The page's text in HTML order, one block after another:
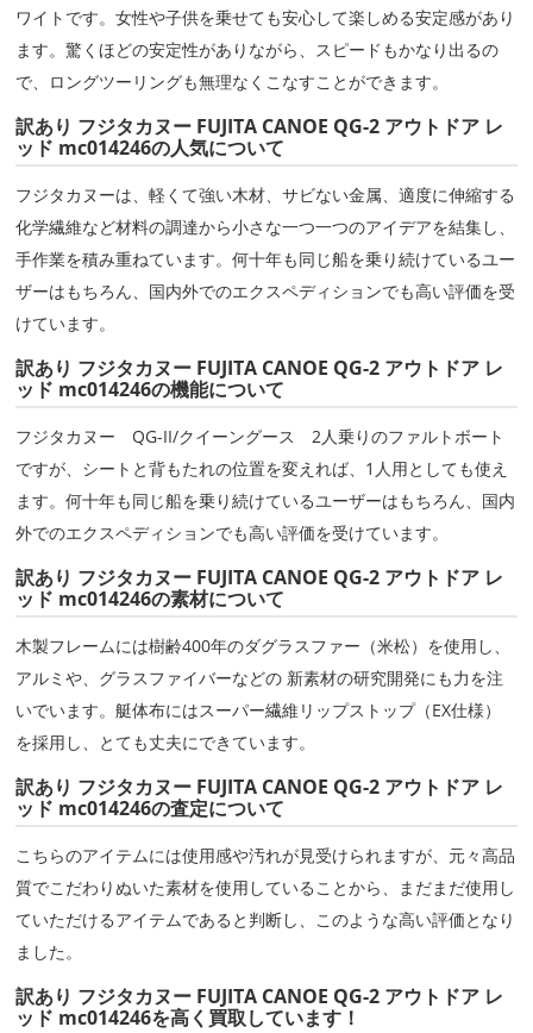
ワイトです。女性や子供を乗せても安心して楽しめる安定感があり
ます。驚くほどの安定性がありながら、スピードもかなり出るの
で、ロングツーリングも無理なくこなすことができます。
訳あり フジタカヌー FUJITA CANOE QG-2 アウトドア レ
ッド mc014246の人気について
フジタカヌーは、軽くて強い木材、サビない金属、適度に伸縮する
化学繊維など材料の調達から小さな一つ一つのアイデアを結集し、
手作業を積み重ねています。何十年も同じ船を乗り続けているユー
ザーはもちろん、国内外でのエクスペディションでも高い評価を受
けています。
訳あり フジタカヌー FUJITA CANOE QG-2 アウトドア レ
ッド mc014246の機能について
フジタカヌー QG-II/クイーングース 2人乗りのファルトボート
ですが、シートと背もたれの位置を変えれば、1人用としても使え
ます。何十年も同じ船を乗り続けているユーザーはもちろん、国内
外でのエクスペディションでも高い評価を受けています。
訳あり フジタカヌー FUJITA CANOE QG-2 アウトドア レ
ッド mc014246の素材について
木製フレームには樹齢400年のダグラスファー（米松）を使用し、
アルミや、グラスファイバーなどの 新素材の研究開発にも力を注
いでいます。艇体布にはスーパー繊維リップストップ（EX仕様）
を採用し、とても丈夫にできています。
訳あり フジタカヌー FUJITA CANOE QG-2 アウトドア レ
ッド mc014246の査定について
こちらのアイテムには使用感や汚れが見受けられますが、元々高品
質でこだわりぬいた素材を使用していることから、まだまだ使用し
ていただけるアイテムであると判断し、このような高い評価となり
ました。
訳あり フジタカヌー FUJITA CANOE QG-2 アウトドア レ
ッド mc014246を高く買取しています！